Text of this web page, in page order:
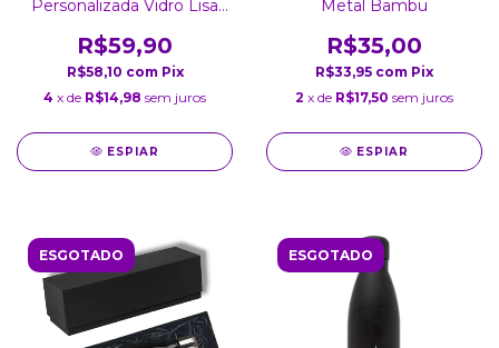
Personalizada Vidro Lisa
R$59,90
R$58,10 com Pix
4 x de R$14,98 sem juros
ESPIAR
Metal Bambu
R$35,00
R$33,95 com Pix
2 x de R$17,50 sem juros
ESPIAR
ESGOTADO ESGOTADO